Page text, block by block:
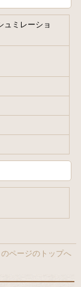
ミレーショ
ZENRIN
©2017 Google, ZENRIN
利用規約
のページのトップへ